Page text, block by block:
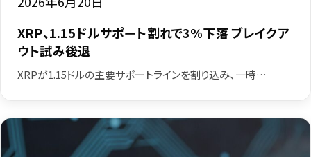
XRP、1.15ドルサポート割れで3%下落 ブレイクア
ウト試み後退
XRPが1.15ドルの主要サポートラインを割り込み、一時…